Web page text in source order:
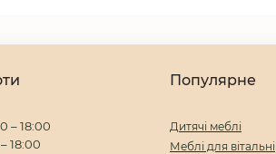
– 18:00
18:00
Популярне
Дитячі меблі
Меблі для вітальні